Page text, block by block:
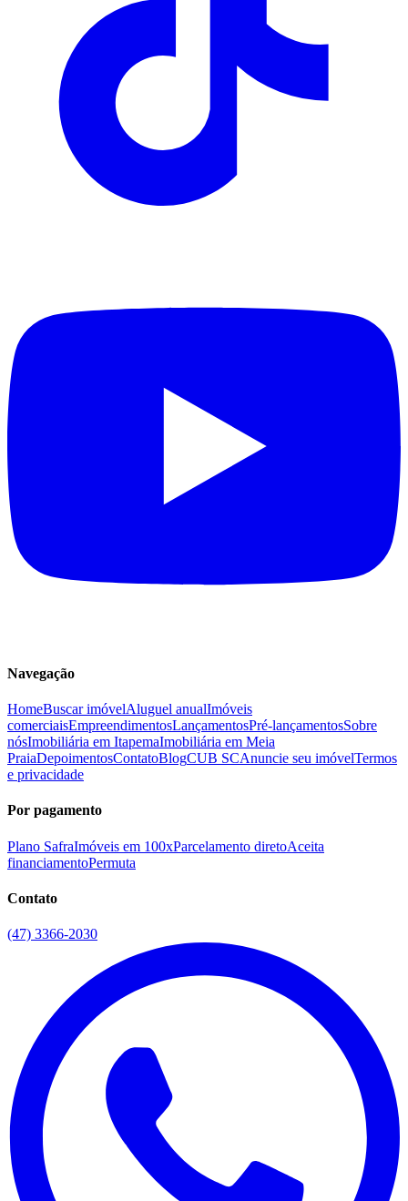
Navegação
HomeBuscar imóvelAluguel anualImóveis
comerciaisEmpreendimentosLançamentosPré-lançamentosSobre
nósImobiliária em ItapemaImobiliária em Meia
PraiaDepoimentosContatoBlogCUB SCAnuncie seu imóvelTermos
e privacidade
Por pagamento
Plano SafraImóveis em 100xParcelamento diretoAceita
financiamentoPermuta
Contato
(47) 3366-2030